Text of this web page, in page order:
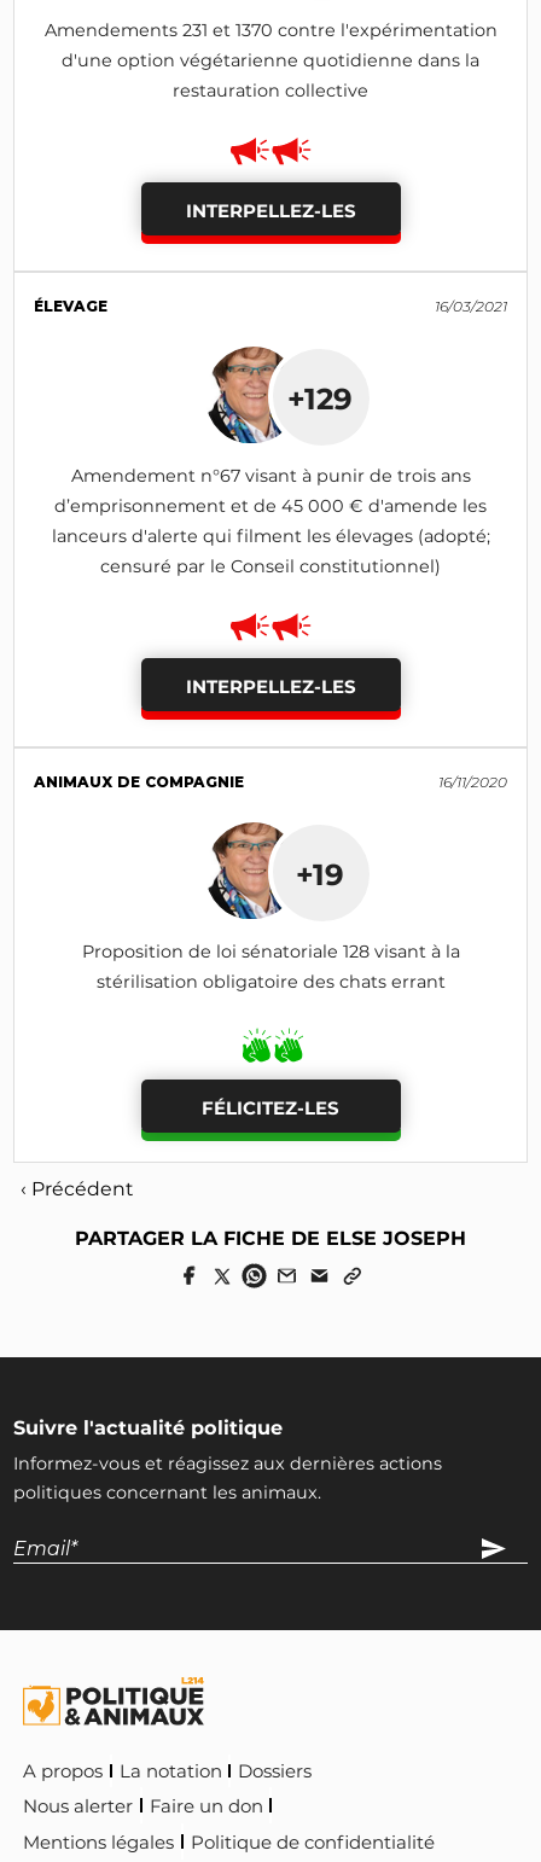
Amendements 231 et 1370 contre l'expérimentation
d'une option végétarienne quotidienne dans la
restauration collective
INTERPELLEZ-LES
ÉLEVAGE 16/03/2021
+129
Amendement n°67 visant à punir de trois ans
d’emprisonnement et de 45 000 € d'amende les
lanceurs d'alerte qui filment les élevages (adopté;
censuré par le Conseil constitutionnel)
INTERPELLEZ-LES
ANIMAUX DE COMPAGNIE 16/11/2020
+19
Proposition de loi sénatoriale 128 visant à la
stérilisation obligatoire des chats errant
FÉLICITEZ-LES
‹ Précédent
PARTAGER LA FICHE DE ELSE JOSEPH
Suivre l'actualité politique
Informez-vous et réagissez aux dernières actions
politiques concernant les animaux.
A propos La notation
Dossiers
Nous alerter
Faire un don
Mentions légales
Politique de confidentialité